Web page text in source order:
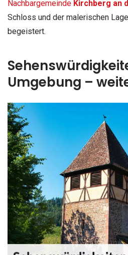
Nachbargemeinde Kirchberg an
Schloss und der malerischen
begeistert.
Umgebung –